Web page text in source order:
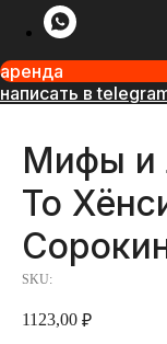
аренда
написать в
Мифы и
То
SKU:
1123,00 ₽